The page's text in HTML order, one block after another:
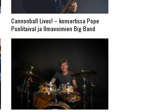
Cannonball Lives! – konsertissa Pope
Puolitaival ja Ilmavoimien Big Band